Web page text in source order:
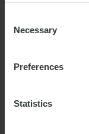
Selection
Necessary
Preferences
Statistics
Straßen durch
Designern und
faszinierenden
Installationen,
Spaziere durch
dich von